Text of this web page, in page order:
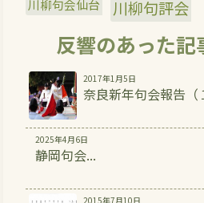
川柳句会仙台 川柳句評会
反響のあった記
2017年1月5日
奈良新年句会報告（
2025年4月6日
静岡句会...
2015年7月10日